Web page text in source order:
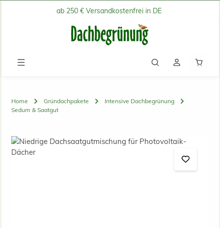
Zum Hauptinhalt springenab 250 € Versandkostenfrei in DE
Home Gründachpakete
Intensive Dachbegrünung
Sedum & Saatgut
Bildergalerie überspringen